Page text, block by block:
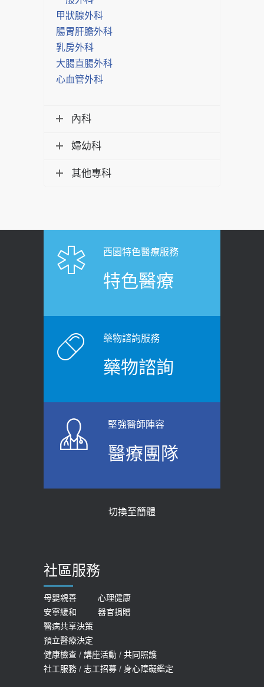
甲狀腺外科
腸胃肝膽外科
乳房外科
大腸直腸外科
心血管外科
內科
婦幼科
其他專科
西園特色醫療服務
特色醫療
藥物諮詢服務
藥物諮詢
堅強醫師陣容
醫療團隊
切換至簡體
社區服務
母嬰親善
心理健康
安寧緩和
器官捐贈
醫病共享決策
預立醫療決定
健康檢查 / 講座活動 / 共同照護
社工服務 / 志工招募 / 身心障礙鑑定